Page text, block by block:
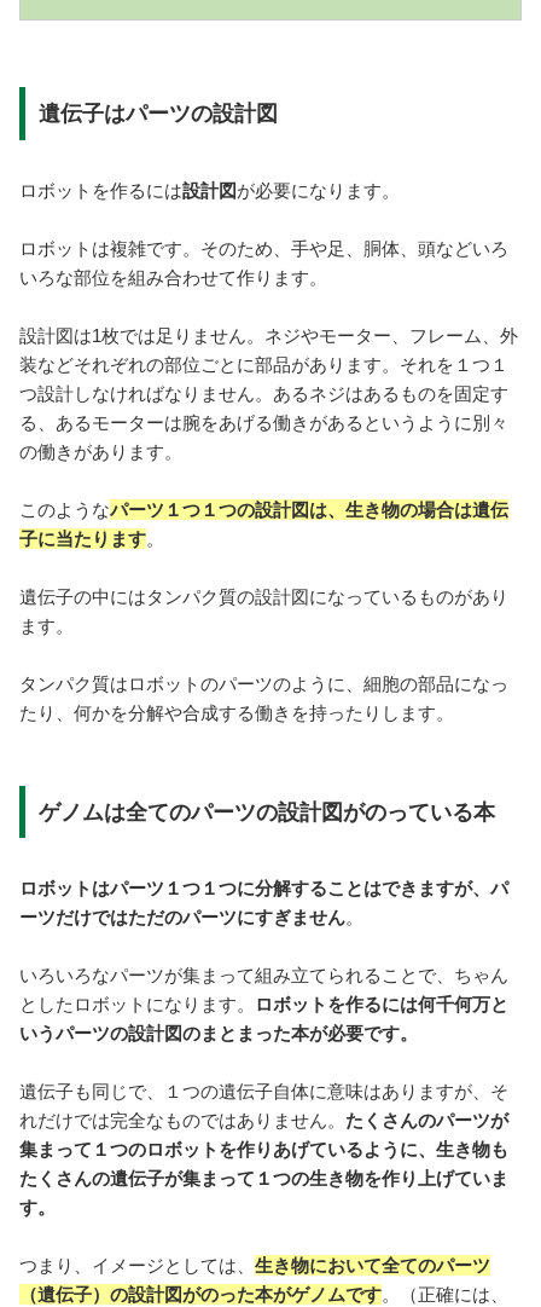
遺伝子はパーツの設計図
ロボットを作るには設計図が必要になります。
ロボットは複雑です。そのため、手や足、胴体、頭などいろ
いろな部位を組み合わせて作ります。
設計図は1枚では足りません。ネジやモーター、フレーム、外
装などそれぞれの部位ごとに部品があります。それを１つ１
つ設計しなければなりません。あるネジはあるものを固定す
る、あるモーターは腕をあげる働きがあるというように別々
の働きがあります。
このようなパーツ１つ１つの設計図は、生き物の場合は遺伝
子に当たります。
遺伝子の中にはタンパク質の設計図になっているものがあり
ます。
タンパク質はロボットのパーツのように、細胞の部品になっ
たり、何かを分解や合成する働きを持ったりします。
ゲノムは全てのパーツの設計図がのっている本
ロボットはパーツ１つ１つに分解することはできますが、パ
ーツだけではただのパーツにすぎません。
いろいろなパーツが集まって組み立てられることで、ちゃん
としたロボットになります。
ロボットを作るには何千何万と
いうパーツの設計図のまとまった本が必要です。
遺伝子も同じで、１つの遺伝子自体に意味はありますが、そ
れだけでは完全なものではありません。 たくさんのパーツが
集まって１つのロボットを作りあげているように、生き物も
たくさんの遺伝子が集まって１つの生き物を作り上げていま
す。
つまり、イメージとしては、 生き物において全てのパーツ
（遺伝子）の設計図がのった本がゲノムです。（正確には、